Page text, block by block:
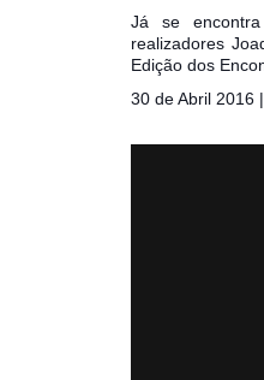
Já se
realizadores
Edição dos
30 de Abril 2016